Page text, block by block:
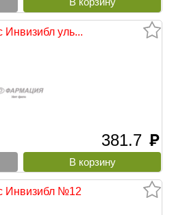
уль...
381.7 руб
Инвизибл №12